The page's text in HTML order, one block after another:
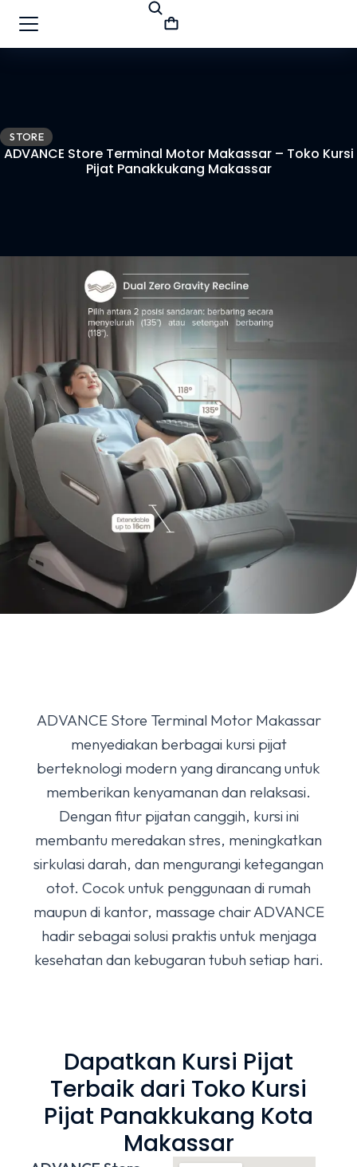
STORE
ADVANCE Store Terminal Motor Makassar – Toko Kursi
Pijat Panakkukang Makassar
ADVANCE Store Terminal Motor Makassar
menyediakan berbagai kursi pijat
berteknologi modern yang dirancang untuk
memberikan kenyamanan dan relaksasi.
Dengan fitur pijatan canggih, kursi ini
membantu meredakan stres, meningkatkan
sirkulasi darah, dan mengurangi ketegangan
otot. Cocok untuk penggunaan di rumah
maupun di kantor, massage chair ADVANCE
hadir sebagai solusi praktis untuk menjaga
kesehatan dan kebugaran tubuh setiap hari.
Dapatkan Kursi Pijat
Terbaik dari Toko Kursi
Pijat Panakkukang Kota
Makassar